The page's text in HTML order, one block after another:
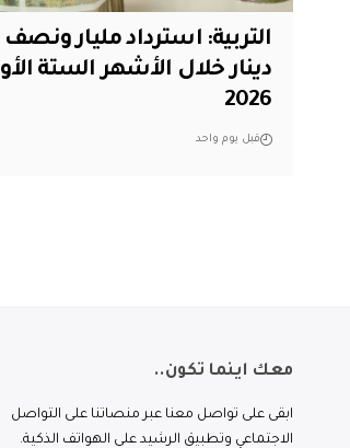
التربية: استرداد مليار ونصف
دينار خلال الأشهر الستة
2026
قبل يوم واحد
معك اينما تكون..
ابقى على تواصل معنا عبر منصاتنا على التواصل
الاجتماعي وتطبيق الرشيد على الهواتف الذكية.